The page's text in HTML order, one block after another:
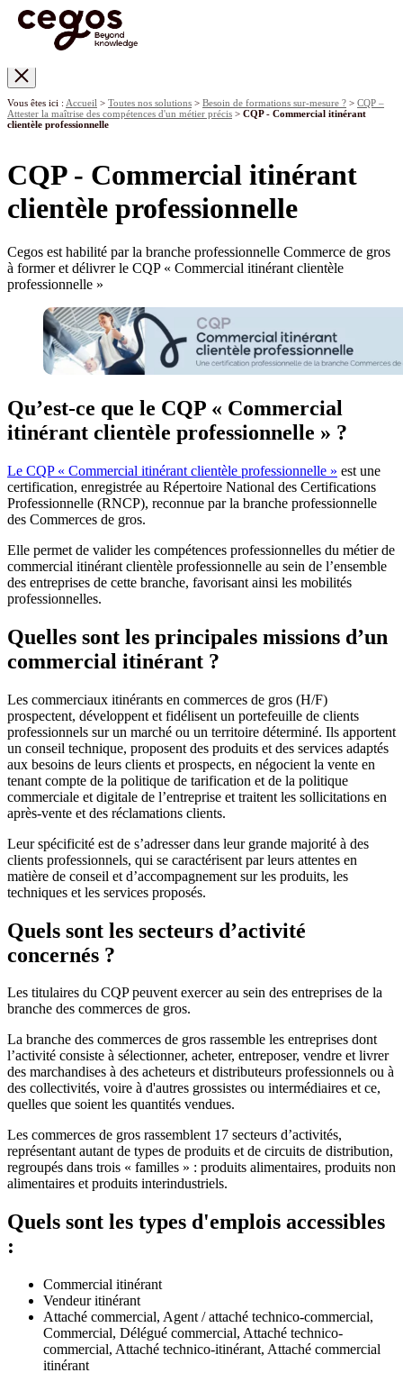
Vous êtes ici : Accueil > Toutes nos solutions > Besoin de formations sur-mesure ? > CQP –
Attester la maîtrise des compétences d'un métier précis > CQP - Commercial itinérant
clientèle professionnelle
CQP - Commercial itinérant
clientèle professionnelle
Cegos est habilité par la branche professionnelle Commerce de gros
à former et délivrer le CQP « Commercial itinérant clientèle
professionnelle »
Qu’est-ce que le CQP « Commercial
itinérant clientèle professionnelle » ?
Le CQP « Commercial itinérant clientèle professionnelle » est une
certification, enregistrée au Répertoire National des Certifications
Professionnelle (RNCP), reconnue par la branche professionnelle
des Commerces de gros.
Elle permet de valider les compétences professionnelles du métier de
commercial itinérant clientèle professionnelle au sein de l’ensemble
des entreprises de cette branche, favorisant ainsi les mobilités
professionnelles.
Quelles sont les principales missions d’un
commercial itinérant ?
Les commerciaux itinérants en commerces de gros (H/F)
prospectent, développent et fidélisent un portefeuille de clients
professionnels sur un marché ou un territoire déterminé. Ils apportent
un conseil technique, proposent des produits et des services adaptés
aux besoins de leurs clients et prospects, en négocient la vente en
tenant compte de la politique de tarification et de la politique
commerciale et digitale de l’entreprise et traitent les sollicitations en
après-vente et des réclamations clients.
Leur spécificité est de s’adresser dans leur grande majorité à des
clients professionnels, qui se caractérisent par leurs attentes en
matière de conseil et d’accompagnement sur les produits, les
techniques et les services proposés.
Quels sont les secteurs d’activité
concernés ?
Les titulaires du CQP peuvent exercer au sein des entreprises de la
branche des commerces de gros.
La branche des commerces de gros rassemble les entreprises dont
l’activité consiste à sélectionner, acheter, entreposer, vendre et livrer
des marchandises à des acheteurs et distributeurs professionnels ou à
des collectivités, voire à d'autres grossistes ou intermédiaires et ce,
quelles que soient les quantités vendues.
Les commerces de gros rassemblent 17 secteurs d’activités,
représentant autant de types de produits et de circuits de distribution,
regroupés dans trois « familles » : produits alimentaires, produits non
alimentaires et produits interindustriels.
Quels sont les types d'emplois accessibles
:
Commercial itinérant
Vendeur itinérant
Attaché commercial, Agent / attaché technico-commercial,
Commercial, Délégué commercial, Attaché technico-
commercial, Attaché technico-itinérant, Attaché commercial
itinérant